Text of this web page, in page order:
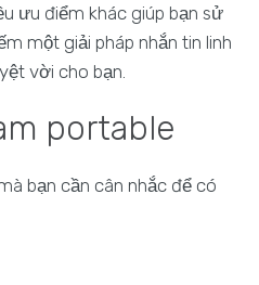
ưu điểm khác giúp bạn sử
một giải pháp nhắn tin linh
vời cho bạn.
portable
bạn cần cân nhắc để có